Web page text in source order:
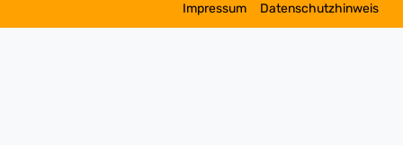
Impressum Datenschutzhinweis